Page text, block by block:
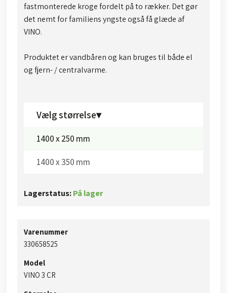
fastmonterede kroge fordelt på to rækker. Det gør
det nemt for familiens yngste også få glæde af
VINO.
Produktet er vandbåren og kan bruges til både el
og fjern- / centralvarme.
Vælg størrelse▾
1400 x 250 mm
1400 x 350 mm
Lagerstatus:På lager
Varenummer
​​​​330658525​
Model
​​VINO 3 CR